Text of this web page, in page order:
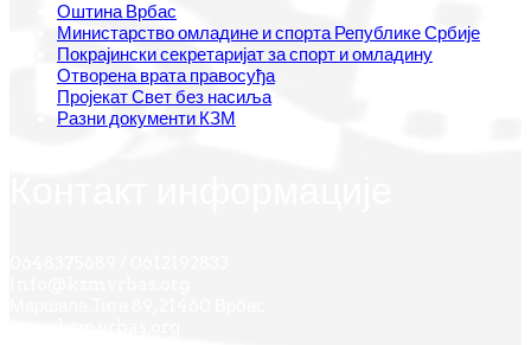
Оштина Врбас
Министарство омладине и спорта Републике Србије
Покрајински секретаријат за спорт и омладину
Отворена врата правосуђа
Пројекат Свет без насиља
Разни документи КЗМ